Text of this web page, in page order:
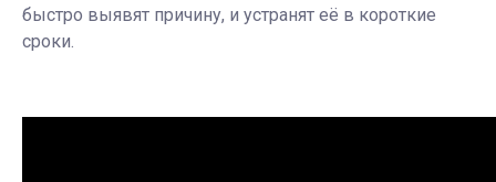
быстро выявят причину, и устранят её в короткие
сроки.